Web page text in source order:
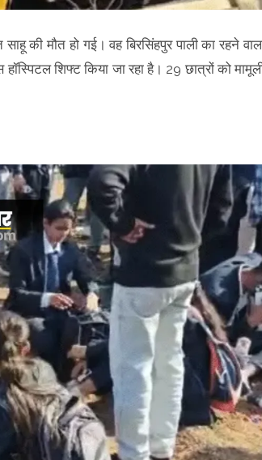
की मौत हो गई। वह बिरसिंहपुर पाली का रहने
शिफ्ट किया जा रहा है। 29 छात्रों को